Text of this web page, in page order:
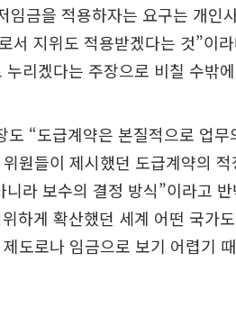
임금을 적용하자는 요구는 개인
서 지위도 적용받겠다는 것”이
리겠다는 주장으로 비칠 수밖
“도급계약은 본질적으로 업
원들이 제시했던 도급계약의
라 보수의 결정 방식”이라고
하게 확산했던 세계 어떤 국가
도로나 임금으로 보기 어렵기